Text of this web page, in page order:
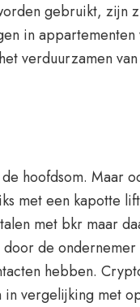
gebruikt,
in
verduurzamen van
hoofdsom. Maar
met een kapotte
met bkr maar
de
hebben.
vergelijking met